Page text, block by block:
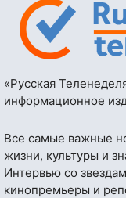
«Русская
информационное
Все самые важные
жизни, культуры и
Интервью со
кинопремьеры и